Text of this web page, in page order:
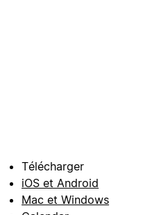
Télécharger
iOS et Android
Mac et Windows